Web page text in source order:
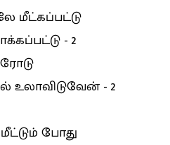
மீட்கப்பட்டு
- 2
- 2
போது